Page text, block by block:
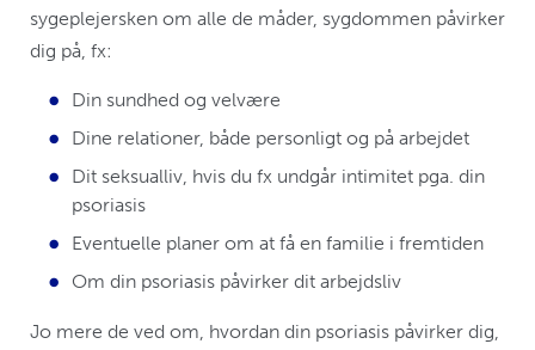
sygeplejersken om alle de måder, sygdommen påvirker
dig på, fx:
Din sundhed og velvære
Dine relationer, både personligt og på arbejdet
Dit seksualliv, hvis du fx undgår intimitet pga. din
psoriasis
Eventuelle planer om at få en familie i fremtiden
Om din psoriasis påvirker dit arbejdsliv
Jo mere de ved om, hvordan din psoriasis påvirker dig,